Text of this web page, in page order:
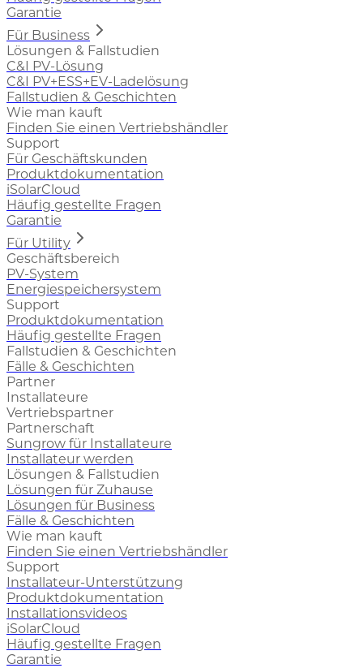
Garantie
Für Business
Lösungen & Fallstudien
C&I PV-Lösung
C&I PV+ESS+EV-Ladelösung
Fallstudien & Geschichten
Wie man kauft
Finden Sie einen Vertriebshändler
Support
Für Geschäftskunden
Produktdokumentation
iSolarCloud
Häufig gestellte Fragen
Garantie
Für Utility
Geschäftsbereich
PV-System
Energiespeichersystem
Support
Produktdokumentation
Häufig gestellte Fragen
Fallstudien & Geschichten
Fälle & Geschichten
Partner
Installateure
Vertriebspartner
Partnerschaft
Sungrow für Installateure
Installateur werden
Lösungen & Fallstudien
Lösungen für Zuhause
Lösungen für Business
Fälle & Geschichten
Wie man kauft
Finden Sie einen Vertriebshändler
Support
Installateur-Unterstützung
Produktdokumentation
Installationsvideos
iSolarCloud
Häufig gestellte Fragen
Garantie